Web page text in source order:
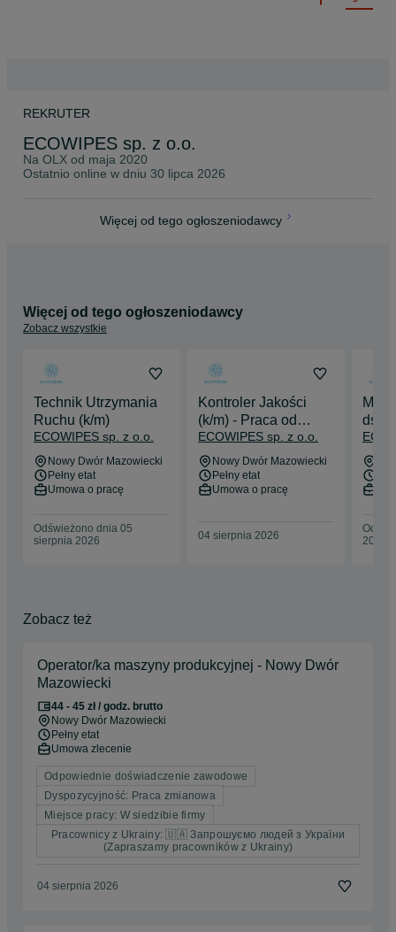
REKRUTER
ECOWIPES sp. z o.o.
Na OLX od maja 2020
Ostatnio online w dniu 30 lipca 2026
Więcej od tego ogłoszeniodawcy
Więcej od tego ogłoszeniodawcy
Zobacz wszystkie
Technik Utrzymania
Ruchu (k/m)
ECOWIPES sp. z o.o.
Nowy Dwór Mazowiecki
Pełny etat
Umowa o pracę
Odświeżono dnia 05
sierpnia 2026
Kontroler Jakości
(k/m) - Praca od
zaraz
ECOWIPES sp. z o.o.
Nowy Dwór Mazowiecki
Pełny etat
Umowa o pracę
04 sierpnia 2026
ds.
2026
Zobacz też
Operator/ka maszyny produkcyjnej - Nowy Dwór
Mazowiecki
44 - 45 zł / godz. brutto
Nowy Dwór Mazowiecki
Pełny etat
Umowa zlecenie
Odpowiednie doświadczenie zawodowe
Dyspozycyjność: Praca zmianowa
Miejsce pracy: W siedzibie firmy
Pracownicy z Ukrainy: 🇺🇦 Запрошуємо людей з України
(Zapraszamy pracowników z Ukrainy)
04 sierpnia 2026